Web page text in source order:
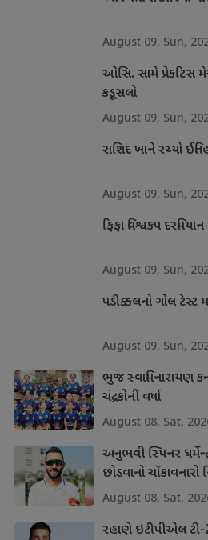
August 09, Sun,
ઓસિ. સામે પ્રેકટિસ
કડૂસલો
August 09, Sun,
રાશિદ ખાને રચ્યો
August 09, Sun,
ફિફા વિશ્વકપ
August 09, Sun,
પડીક્કલનો ગોલ ટેસ્ટ
August 09, Sun,
ભુજ સ્વામિનારાયણ
ચંદ્રકોની વર્ષા
August 08, Sat,
અનુભવી સ્પિનર
છોડવાનો ચોંકાવનારો
August 08, Sat,
રહાણે ઇટીપીએલ ટી-